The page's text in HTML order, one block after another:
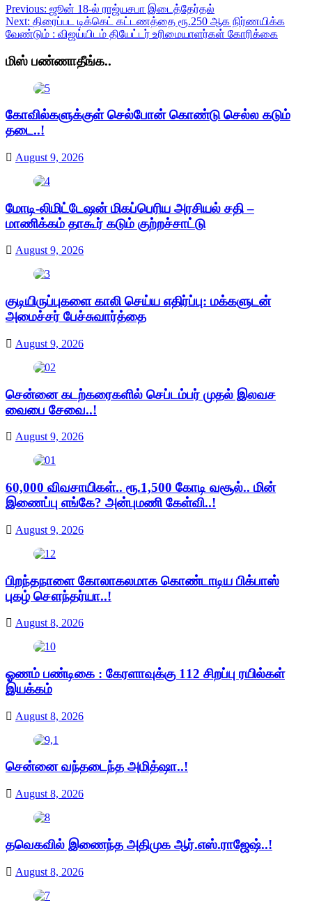
Previous: ஜூன் 18-ல் ராஜ்யசபா இடைத்தேர்தல்
Next: திரைப்பட டிக்கெட் கட்டணத்தை ரூ.250 ஆக நிர்ணயிக்க
வேண்டும் : விஜய்யிடம் தியேட்டர் உரிமையாளர்கள் கோரிக்கை
மிஸ் பண்ணாதீங்க..
கோவில்களுக்குள் செல்போன் கொண்டு செல்ல கடும்
தடை..!
August 9, 2026
மோடி-லிமிட்டேஷன் மிகப்பெரிய அரசியல் சதி –
மாணிக்கம் தாகூர் கடும் குற்றச்சாட்டு
August 9, 2026
குடியிருப்புகளை காலி செய்ய எதிர்ப்பு: மக்களுடன்
அமைச்சர் பேச்சுவார்த்தை
August 9, 2026
சென்னை கடற்கரைகளில் செப்டம்பர் முதல் இலவச
வைபை சேவை..!
August 9, 2026
60,000 விவசாயிகள்.. ரூ.1,500 கோடி வசூல்.. மின்
இணைப்பு எங்கே? அன்புமணி கேள்வி..!
August 9, 2026
பிறந்தநாளை கோலாகலமாக கொண்டாடிய பிக்பாஸ்
புகழ் சௌந்தர்யா..!
August 8, 2026
ஓணம் பண்டிகை : கேரளாவுக்கு 112 சிறப்பு ரயில்கள்
இயக்கம்
August 8, 2026
சென்னை வந்தடைந்த அமித்ஷா..!
August 8, 2026
தவெகவில் இணைந்த அதிமுக ஆர்.எஸ்.ராஜேஷ்..!
August 8, 2026